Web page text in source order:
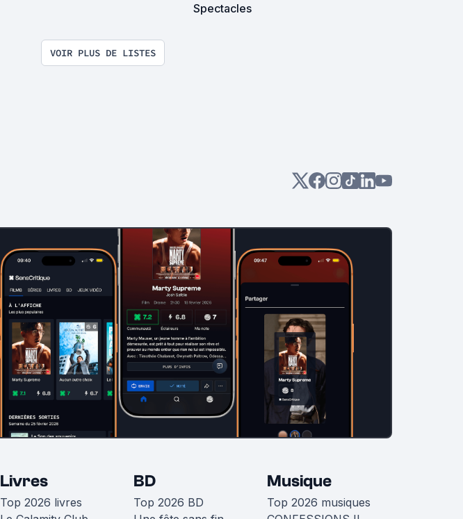
Spectacles
VOIR PLUS DE LISTES
Livres
Top 2026 livres
BD
Top 2026 BD
Musique
Top 2026 musiques